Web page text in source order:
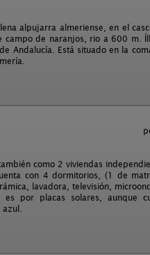
alpujarra almeriense, en el
campo de naranjos, rio a 600 m.
Andalucía. Está situado en la
como 2 viviendas
con 4 dormitorios, (1 de
lavadora, televisión,
por placas solares, aunque